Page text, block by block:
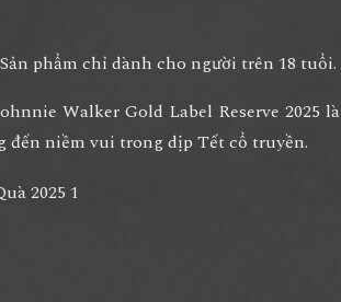
phẩm chỉ dành cho người trên 18 tuổi.
Walker Gold Label Reserve 2025 là
đến niềm vui trong dịp Tết cổ truyền.